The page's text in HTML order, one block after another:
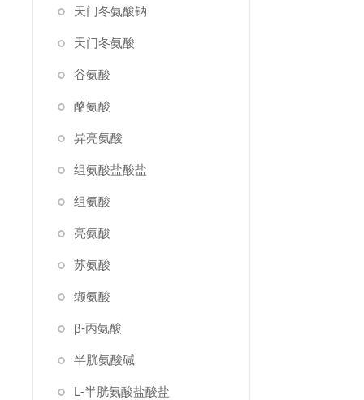
天门冬氨酸钠
天门冬氨酸
谷氨酸
酪氨酸
异亮氨酸
组氨酸盐酸盐
组氨酸
亮氨酸
苏氨酸
缬氨酸
β-丙氨酸
半胱氨酸碱
L-半胱氨酸盐酸盐